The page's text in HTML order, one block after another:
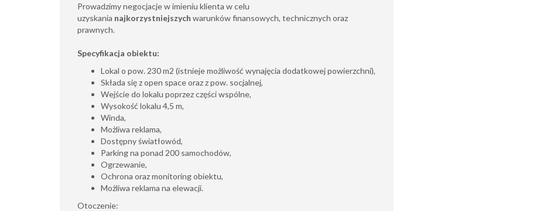
Prowadzimy negocjacje w imieniu klienta w celu
uzyskania najkorzystniejszych warunków finansowych, technicznych oraz
prawnych.
Specyfikacja obiektu:
Lokal o pow. 230 m2 (istnieje możliwość wynajęcia dodatkowej powierzchni),
Składa się z open space oraz z pow. socjalnej,
Wejście do lokalu poprzez części wspólne,
Wysokość lokalu 4,5 m,
Winda,
Możliwa reklama,
Dostępny światłowód,
Parking na ponad 200 samochodów,
Ogrzewanie,
Ochrona oraz monitoring obiektu,
Możliwa reklama na elewacji.
Otoczenie: